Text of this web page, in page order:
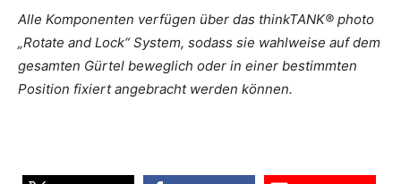
Alle Komponenten verfügen über das thinkTANK® photo
„Rotate and Lock“ System, sodass sie wahlweise auf dem
gesamten Gürtel beweglich oder in einer bestimmten
Position fixiert angebracht werden können.